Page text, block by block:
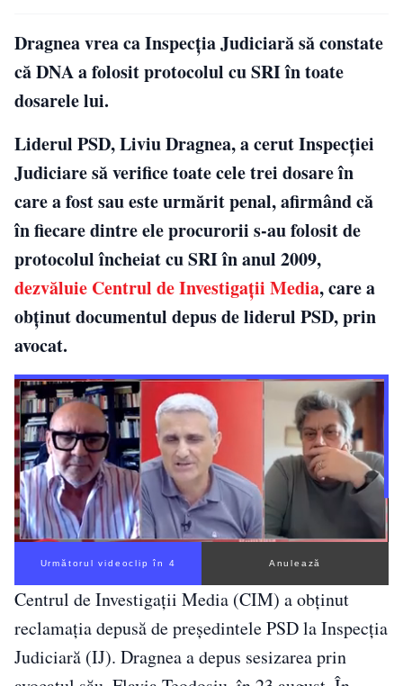
Dragnea vrea ca Inspecția Judiciară să constate
că DNA a folosit protocolul cu SRI în toate
dosarele lui.
Liderul PSD, Liviu Dragnea, a cerut Inspecției
Judiciare să verifice toate cele trei dosare în
care a fost sau este urmărit penal, afirmând că
în fiecare dintre ele procurorii s-au folosit de
protocolul încheiat cu SRI în anul 2009,
dezvăluie Centrul de Investigaţii Media, care a
obţinut documentul depus de liderul PSD, prin
avocat.
Următorul videoclip în 3 Anulează
Centrul de Investigații Media (CIM) a obținut
reclamația depusă de președintele PSD la Inspecția
Judiciară (IJ). Dragnea a depus sesizarea prin